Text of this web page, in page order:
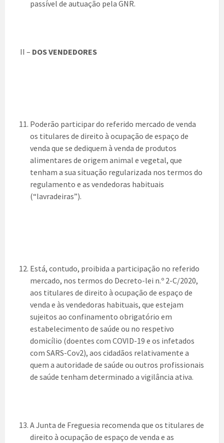
passível de autuação pela GNR.
II – DOS VENDEDORES
Poderão participar do referido mercado de venda
os titulares de direito à ocupação de espaço de
venda que se dediquem à venda de produtos
alimentares de origem animal e vegetal, que
tenham a sua situação regularizada nos termos do
regulamento e as vendedoras habituais
(“lavradeiras”).
Está, contudo, proibida a participação no referido
mercado, nos termos do Decreto-lei n.º 2-C/2020,
aos titulares de direito à ocupação de espaço de
venda e às vendedoras habituais, que estejam
sujeitos ao confinamento obrigatório em
estabelecimento de saúde ou no respetivo
domicílio (doentes com COVID-19 e os infetados
com SARS-Cov2), aos cidadãos relativamente a
quem a autoridade de saúde ou outros profissionais
de saúde tenham determinado a vigilância ativa.
A Junta de Freguesia recomenda que os titulares de
direito à ocupação de espaço de venda e as